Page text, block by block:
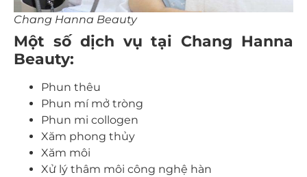
Chang Hanna Beauty
Một số dịch vụ tại Chang Hanna
Beauty:
Phun thêu
Phun mí mở tròng
Phun mi collogen
Xăm phong thủy
Xăm môi
Xử lý thâm môi công nghệ hàn